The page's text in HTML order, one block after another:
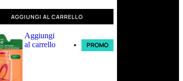
AGGIUNGI AL CARRELLO
Aggiungi
al carrello
PROMO